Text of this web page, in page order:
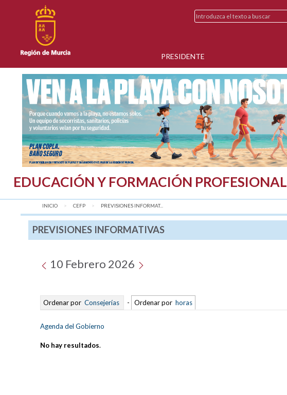
PRESIDENTE
EDUCACIÓN Y FORMACIÓN PROFESIONAL
INICIO CEFP AQUÍ:
PREVISIONES INFORMAT...
PREVISIONES INFORMATIVAS
10 Febrero 2026
Ordenar por Consejerías - Ordenar por horas
Agenda del Gobierno
No hay resultados.